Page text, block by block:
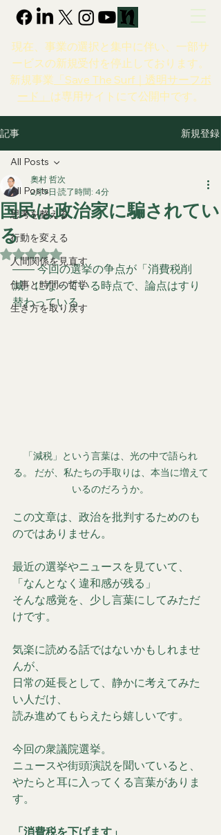
現在、事業の選択と集中に伴い、一部サ
ービスの新規受付を停止しております。
新規事業 「Save The Surf｜透明サーフボ
ード」 は専用サイトにて公開中です。
記事 新規登録
All Posts
思考を整える
行動を変える
人間関係を見直す
仕事と時間の哲学
生き方を取り戻す
All Posts
国民は政治家に騙されてい
る
奧村 哲次
2月9日 読了時間: 4分
5つ星のうちNaNと評価されています。
―― 今回の選挙の争点が「消費税削
減」になっている時点で、論点はすり
替わっている
「減税」という言葉は、光の中で語られ
る。 だが、私たちの手取りは、本当に増えて
いるのだろうか。
この文章は、政治を批判するためのも
のではありません。
最近の選挙やニュースを見ていて、
「なんとなく違和感が残る」
そんな感覚を、少し言葉にしてみただ
けです。
気楽に読める話ではないかもしれませ
んが、
日常の延長として、静かに考えてみた
い人だけ、
読み進めてもらえたら嬉しいです。
今回の衆議院選挙。
ニュースや街頭演説を聞いていると、
やたらと耳に入ってくる言葉がありま
す。
「消費税を下げます」